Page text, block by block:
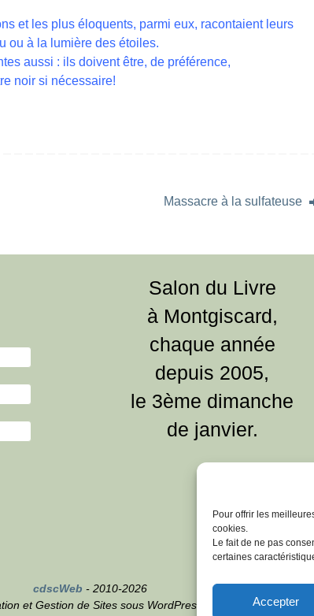
Pour offrir les
cookies.
Le fait de ne pas
certaines
Accepter
et les plus éloquents, parmi eux, racontaient leurs
ou à la lumière des étoiles.
aussi : ils doivent être, de préférence,
noir si nécessaire!
Massacre à la sulfateuse
Salon du Livre
à Montgiscard,
chaque année
depuis 2005,
le 3ème dimanche
de janvier.
cdscWeb - 2010-2026
et Gestion de Sites sous WordPress